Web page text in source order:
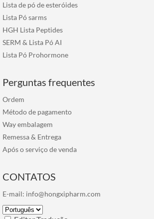
Lista de pó de esteróides
Lista Pó sarms
HGH Lista Peptides
SERM & Lista Pó AI
Lista Pó Prohormone
Perguntas frequentes
Ordem
Método de pagamento
Way embalagem
Remessa & Entrega
Após o serviço de venda
CONTATOS
E-mail: info@hongxipharm.com